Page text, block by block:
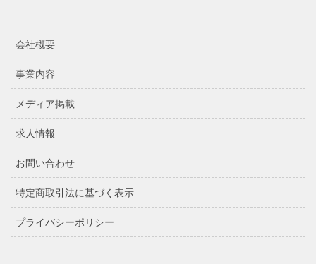
会社概要
事業内容
メディア掲載
求人情報
お問い合わせ
特定商取引法に基づく表示
プライバシーポリシー